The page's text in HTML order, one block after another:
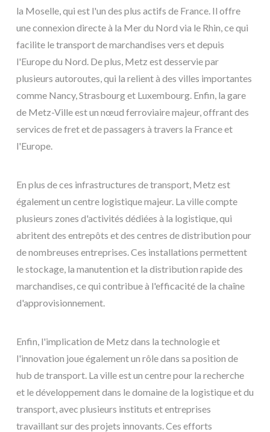
la Moselle, qui est l'un des plus actifs de France. Il offre
une connexion directe à la Mer du Nord via le Rhin, ce qui
facilite le transport de marchandises vers et depuis
l'Europe du Nord. De plus, Metz est desservie par
plusieurs autoroutes, qui la relient à des villes importantes
comme Nancy, Strasbourg et Luxembourg. Enfin, la gare
de Metz-Ville est un nœud ferroviaire majeur, offrant des
services de fret et de passagers à travers la France et
l'Europe.
En plus de ces infrastructures de transport, Metz est
également un centre logistique majeur. La ville compte
plusieurs zones d'activités dédiées à la logistique, qui
abritent des entrepôts et des centres de distribution pour
de nombreuses entreprises. Ces installations permettent
le stockage, la manutention et la distribution rapide des
marchandises, ce qui contribue à l'efficacité de la chaîne
d'approvisionnement.
Enfin, l'implication de Metz dans la technologie et
l'innovation joue également un rôle dans sa position de
hub de transport. La ville est un centre pour la recherche
et le développement dans le domaine de la logistique et du
transport, avec plusieurs instituts et entreprises
travaillant sur des projets innovants. Ces efforts